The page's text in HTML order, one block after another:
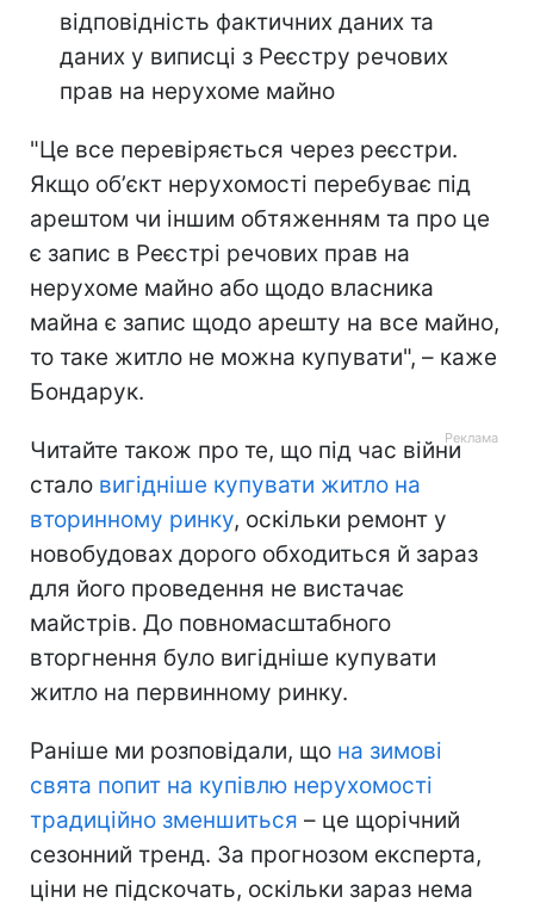
відповідність фактичних даних та
даних у виписці з Реєстру речових
прав на нерухоме майно
"Це все перевіряється через реєстри.
Якщо обʼєкт нерухомості перебуває під
арештом чи іншим обтяженням та про це
є запис в Реєстрі речових прав на
нерухоме майно або щодо власника
майна є запис щодо арешту на все майно,
то таке житло не можна купувати", – каже
Бондарук.
Читайте також про те, що під час війни
стало вигідніше купувати житло на
вторинному ринку, оскільки ремонт у
новобудовах дорого обходиться й зараз
для його проведення не вистачає
майстрів. До повномасштабного
вторгнення було вигідніше купувати
житло на первинному ринку.
Раніше ми розповідали, що на зимові
свята попит на купівлю нерухомості
традиційно зменшиться – це щорічний
сезонний тренд. За прогнозом експерта,
ціни не підскочать, оскільки зараз нема